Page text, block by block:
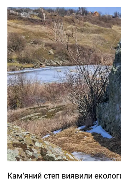
Кам’яний степ виявили